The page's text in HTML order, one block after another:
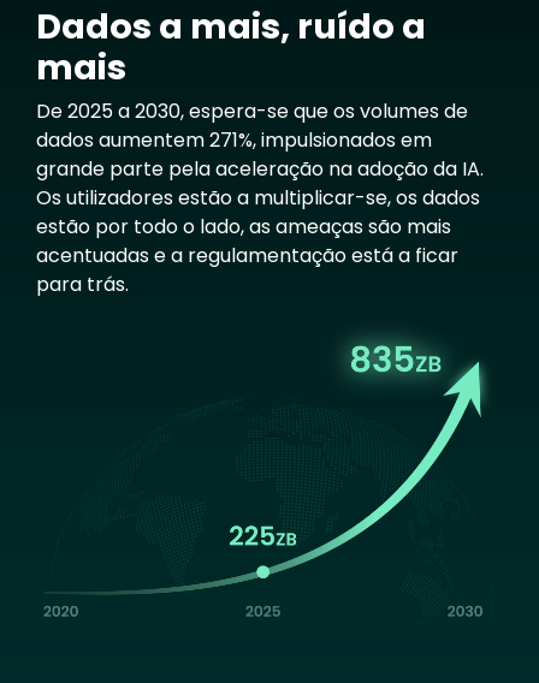
Dados a mais, ruído a
mais
De 2025 a 2030, espera-se que os volumes de
dados aumentem 271%, impulsionados em
grande parte pela aceleração na adoção da IA.
Os utilizadores estão a multiplicar-se, os dados
estão por todo o lado, as ameaças são mais
acentuadas e a regulamentação está a ficar
para trás.